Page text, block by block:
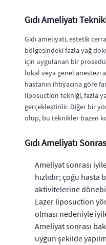
Gıdı Ameliyatı
Gıdı ameliyatı, estetik
bölgesindeki fazla yağ
için uygulanan bir
lokal veya genel anestezi
hastanın ihtiyacına göre
liposuction tekniği, fazla
gerçekleştirilir. Diğer bir
olup, bu teknikler bazen
Gıdı Ameliyatı
Ameliyat sonrası
hızlıdır; çoğu
aktivitelerine
Lazer liposuction
olması nedeniyle
Ameliyat sonrası
uygun şekilde